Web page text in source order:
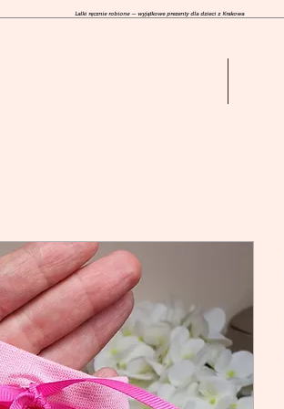
Lalki ręcznie robione — wyjątkowe prezenty dla dzieci z Krakowa